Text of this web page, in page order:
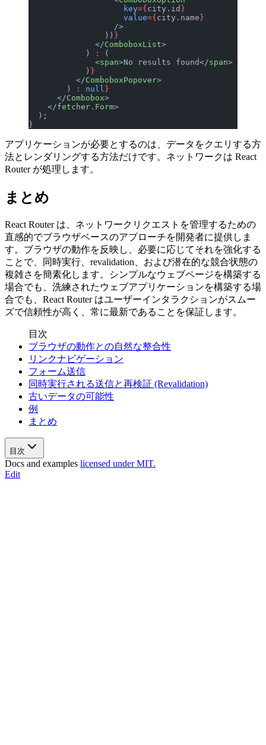
                    key
={ city.id }
                    value
={ city.name }
                  />
                ))
}
              </
ComboboxList>
            )
:
(
              <
span>No results found</span>
            )
}
          </
ComboboxPopover>
        )
: null }
      </
Combobox>
    </
fetcher.Form>
  );
}
アプリケーションが必要とするのは、データをクエリする方
法とレンダリングする方法だけです。ネットワークは React
Router が処理します。
まとめ
React Router は、ネットワークリクエストを管理するための
直感的でブラウザベースのアプローチを開発者に提供しま
す。ブラウザの動作を反映し、必要に応じてそれを強化する
ことで、同時実行、revalidation、および潜在的な競合状態の
複雑さを簡素化します。シンプルなウェブページを構築する
場合でも、洗練されたウェブアプリケーションを構築する場
合でも、React Router はユーザーインタラクションがスムー
ズで信頼性が高く、常に最新であることを保証します。
目次
ブラウザの動作との自然な整合性
リンクナビゲーション
フォーム送信
同時実行される送信と再検証 (Revalidation)
古いデータの可能性
例
まとめ
目次
Docs and examples licensed under MIT.
Edit